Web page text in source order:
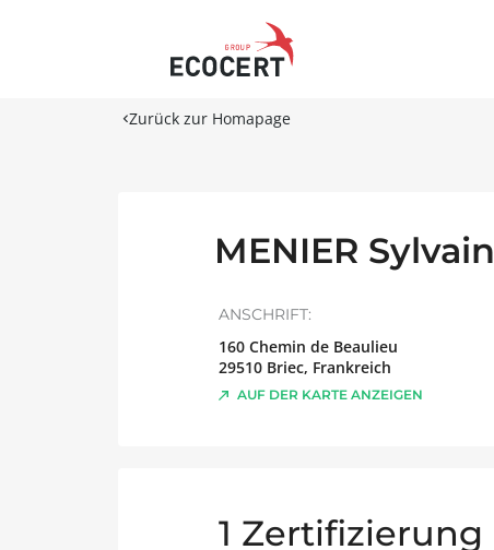
Zurück zur Homapage
MENIER Sylvain
ANSCHRIFT:
160 Chemin de Beaulieu
29510 Briec, Frankreich
AUF DER KARTE ANZEIGEN
1 Zertifizierung